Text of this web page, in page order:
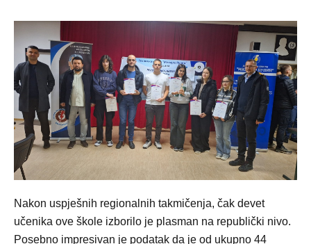
Nakon uspješnih regionalnih takmičenja, čak devet
učenika ove škole izborilo je plasman na republički nivo.
Posebno impresivan je podatak da je od ukupno 44